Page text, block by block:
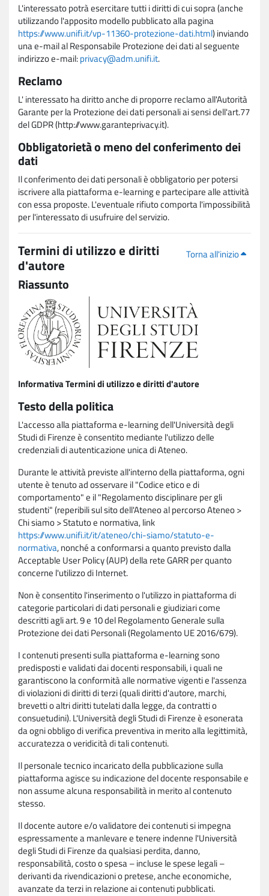
L'interessato potrà esercitare tutti i diritti di cui sopra (anche
utilizzando l'apposito modello pubblicato alla pagina
https://www.unifi.it/vp-11360-protezione-dati.html) inviando
una e-mail al Responsabile Protezione dei dati al seguente
indirizzo e-mail:privacy@adm.unifi.it.
Reclamo
L' interessato ha diritto anche di proporre reclamo all'Autorità
Garante per la Protezione dei dati personali ai sensi dell'art.77
del GDPR (http://www.garanteprivacy.it).
Obbligatorietà o meno del conferimento dei
dati
Il conferimento dei dati personali è obbligatorio per potersi
iscrivere alla piattaforma e-learning e partecipare alle attività
con essa proposte. L'eventuale rifiuto comporta l'impossibilità
per l'interessato di usufruire del servizio.
Torna all'inizio
Termini di utilizzo e diritti
d'autore
Riassunto
Informativa Termini di utilizzo e diritti d'autore
Testo della politica
L'accesso alla piattaforma e-learning dell'Università degli
Studi di Firenze è consentito mediante l'utilizzo delle
credenziali di autenticazione unica di Ateneo.
Durante le attività previste all'interno della piattaforma, ogni
utente è tenuto ad osservare il "Codice etico e di
comportamento" e il "Regolamento disciplinare per gli
studenti" (reperibili sul sito dell'Ateneo al percorso Ateneo >
Chi siamo > Statuto e normativa, link
https://www.unifi.it/it/ateneo/chi-siamo/statuto-e-
normativa, nonché a conformarsi a quanto previsto dalla
Acceptable User Policy (AUP) della rete GARR per quanto
concerne l'utilizzo di Internet.
Non è consentito l'inserimento o l'utilizzo in piattaforma di
categorie particolari di dati personali e giudiziari come
descritti agli art. 9 e 10 del Regolamento Generale sulla
Protezione dei dati Personali (Regolamento UE 2016/679).
I contenuti presenti sulla piattaforma e-learning sono
predisposti e validati dai docenti responsabili, i quali ne
garantiscono la conformità alle normative vigenti e l'assenza
di violazioni di diritti di terzi (quali diritti d'autore, marchi,
brevetti o altri diritti tutelati dalla legge, da contratti o
consuetudini). L'Università degli Studi di Firenze è esonerata
da ogni obbligo di verifica preventiva in merito alla legittimità,
accuratezza o veridicità di tali contenuti.
Il personale tecnico incaricato della pubblicazione sulla
piattaforma agisce su indicazione del docente responsabile e
non assume alcuna responsabilità in merito al contenuto
stesso.
Il docente autore e/o validatore dei contenuti si impegna
espressamente a manlevare e tenere indenne l'Università
degli Studi di Firenze da qualsiasi perdita, danno,
responsabilità, costo o spesa – incluse le spese legali –
derivanti da rivendicazioni o pretese, anche economiche,
avanzate da terzi in relazione ai contenuti pubblicati.